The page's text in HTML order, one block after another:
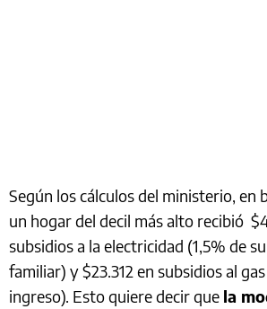
Según los cálculos del ministerio, en
un hogar del decil más alto recibió
subsidios a la electricidad (1,5% de
familiar) y $23.312 en subsidios al
ingreso). Esto quiere decir que la